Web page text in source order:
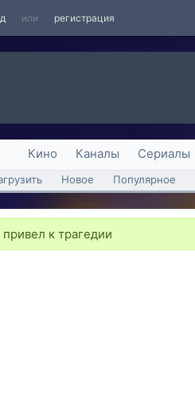
или регистрация
Кино Каналы Сериалы
Новое Популярное
к трагедии